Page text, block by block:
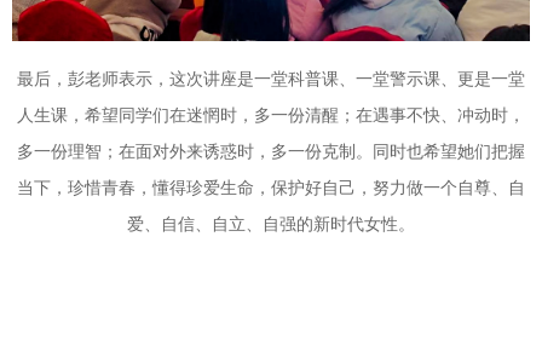
最后，彭老师表示，这次讲座是一堂科普课、一堂警示课、更是一堂
人生课，希望同学们在迷惘时，多一份清醒；在遇事不快、冲动时，
多一份理智；在面对外来诱惑时，多一份克制。同时也希望她们把握
当下，珍惜青春，懂得珍爱生命，保护好自己，努力做一个自尊、自
爱、自信、自立、自强的新时代女性。